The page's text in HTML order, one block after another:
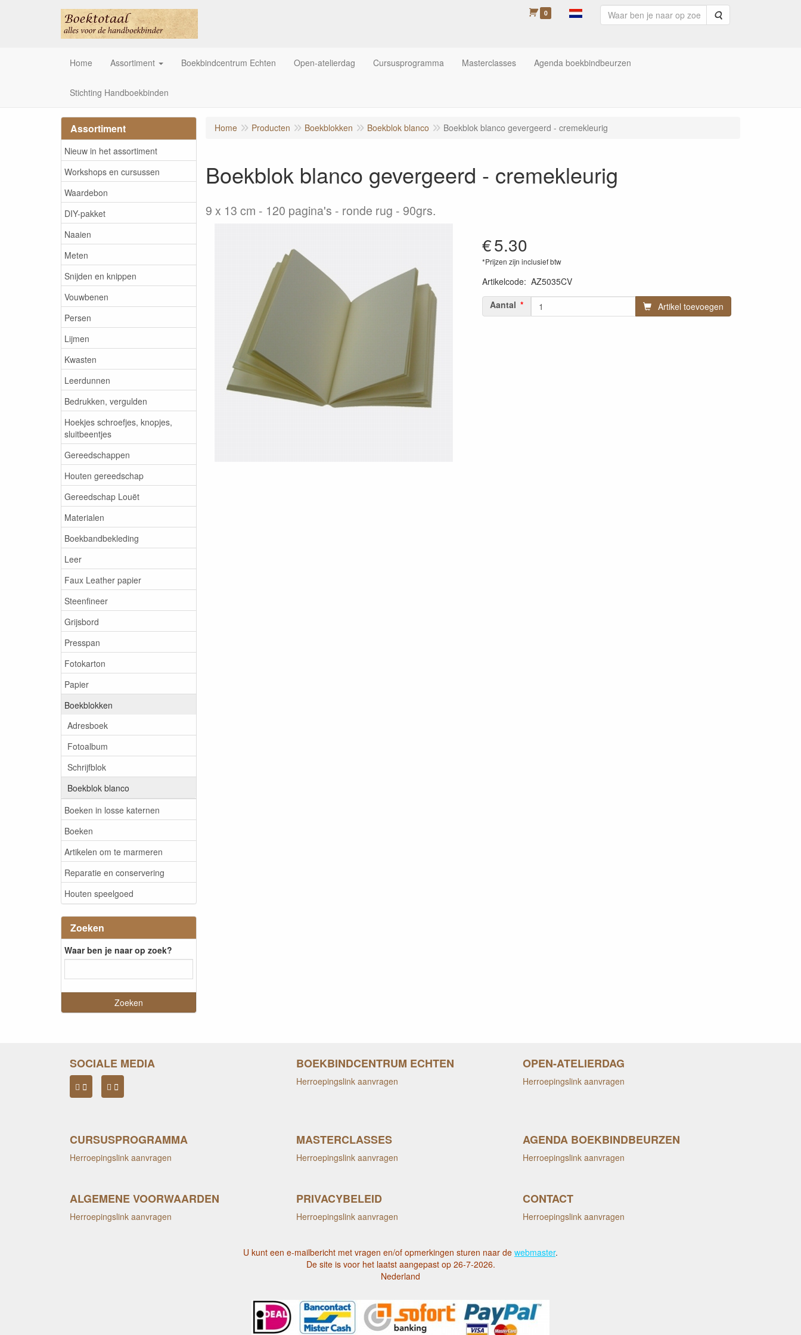
0 Zoeken
Home Assortiment Boekbindcentrum Echten Open-atelierdag Cursusprogramma Masterclasses Agenda boekbindbeurzen
Stichting Handboekbinden
Assortiment
Nieuw in het assortiment
Workshops en cursussen
Waardebon
DIY-pakket
Naaien
Meten
Snijden en knippen
Vouwbenen
Persen
Lijmen
Kwasten
Leerdunnen
Bedrukken, vergulden
Hoekjes schroefjes, knopjes,
sluitbeentjes
Gereedschappen
Houten gereedschap
Gereedschap Louët
Materialen
Boekbandbekleding
Leer
Faux Leather papier
Steenfineer
Grijsbord
Presspan
Fotokarton
Papier
Boekblokken
Adresboek
Fotoalbum
Schrijfblok
Boekblok blanco
Boeken in losse katernen
Boeken
Artikelen om te marmeren
Reparatie en conservering
Houten speelgoed
Zoeken
Waar ben je naar op zoek?
Home Producten Boekblokken Boekblok blanco Boekblok blanco gevergeerd - cremekleurig
Boekblok blanco gevergeerd - cremekleurig
9 x 13 cm - 120 pagina's - ronde rug - 90grs.
€5.30
*Prijzen zijn inclusief btw
Artikelcode: AZ5035CV
Aantal
Artikel toevoegen
SOCIALE MEDIA BOEKBINDCENTRUM ECHTEN
Herroepingslink aanvragen
OPEN-ATELIERDAG
Herroepingslink aanvragen
CURSUSPROGRAMMA
Herroepingslink aanvragen
MASTERCLASSES
Herroepingslink aanvragen
AGENDA BOEKBINDBEURZEN
Herroepingslink aanvragen
ALGEMENE VOORWAARDEN
Herroepingslink aanvragen
PRIVACYBELEID
Herroepingslink aanvragen
CONTACT
Herroepingslink aanvragen
U kunt een e-mailbericht met vragen en/of opmerkingen sturen naar de webmaster.
De site is voor het laatst aangepast op 26-7-2026.
Nederland